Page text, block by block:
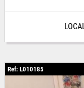
Ref: L010185